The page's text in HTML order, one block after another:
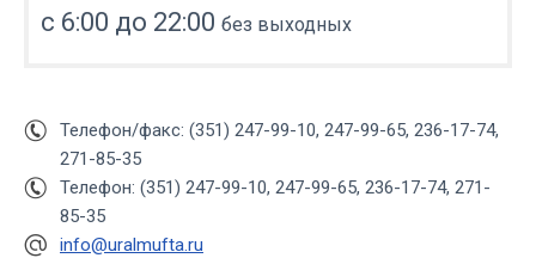
с 6:00 до 22:00 без выходных
Телефон/факс: (351) 247-99-10, 247-99-65, 236-17-74,
271-85-35
Телефон: (351) 247-99-10, 247-99-65, 236-17-74, 271-
85-35
info@uralmufta.ru